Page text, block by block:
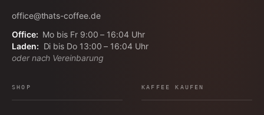
office@thats-coffee.de
Office: Mo bis Fr 9:00 – 16:04 Uhr
Laden: Di bis Do 13:00 – 16:04 Uhr
oder nach Vereinbarung
SHOP KAFFEE KAUFEN